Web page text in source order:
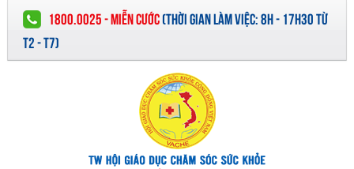
1800.0025 - MIỄN CƯỚC(THỜI GIAN LÀM VIỆC:8H - 17H30 TỪ
T2 - T7)